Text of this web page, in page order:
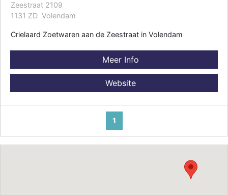
Zeestraat 2109
1131 ZD Volendam
Crielaard Zoetwaren aan de Zeestraat in Volendam
Meer Info
Website
1